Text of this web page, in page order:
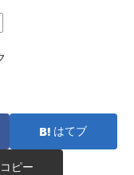
はてブ
コピー